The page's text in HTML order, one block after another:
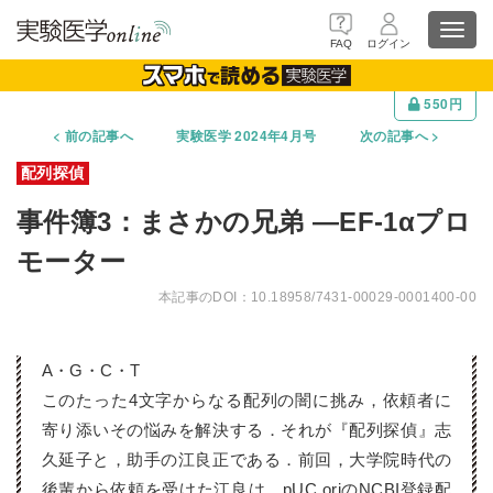
FAQ ログイン
550円
前の記事へ
実験医学 2024年4月号 次の記事へ
事件簿3：まさかの兄弟 ―EF-1αプロ
モーター
10.18958/7431-00029-0001400-00
A・G・C・T
このたった4文字からなる配列の闇に挑み，依頼者に
寄り添いその悩みを解決する．それが『配列探偵』志
久延子と，助手の江良正である．前回，大学院時代の
後輩から依頼を受けた江良は，pUC oriのNCBI登録配